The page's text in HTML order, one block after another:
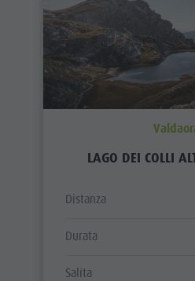
LAGO DEI COLLI
Distanza
Durata
Salita